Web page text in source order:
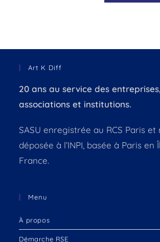
Art K Diff
20 ans au service des entreprises,
associations et institutions.
SASU enregistrée au RCS Paris et
déposée à l’INPI, basée à Paris en
France.
Menu
À propos
Démarche RSE